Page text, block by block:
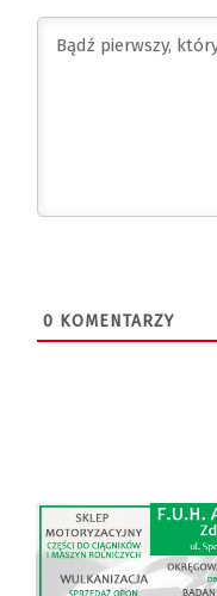
0 KOMENTARZY